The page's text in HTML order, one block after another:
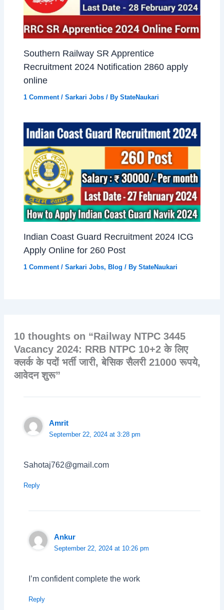
Southern Railway SR Apprentice
Recruitment 2024 Notification 2860 apply
online
1 Comment /Sarkari Jobs / ByStateNaukari
Indian Coast Guard Recruitment 2024 ICG
Apply Online for 260 Post
1 Comment /Sarkari Jobs,Blog / ByStateNaukari
10 thoughts on “Railway NTPC 3445
Vacancy 2024: RRB NTPC 10+2 के लिए
क्लर्क के पदों भर्ती जारी, बेसिक सैलरी 21000 रूपये,
आवेदन शुरू”
Amrit
September 22, 2024 at 3:28 pm
Sahotaj762@gmail.com
Reply
Ankur
September 22, 2024 at 10:26 pm
I’m confident complete the work
Reply